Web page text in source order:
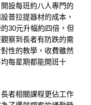
設每班約八人專門的
普拉提器材的成本，
30元升幅約四倍，但
察到長者有防跌的需
性的教學，收費雖然
每星期都能開班十
者相關課程更佔工作